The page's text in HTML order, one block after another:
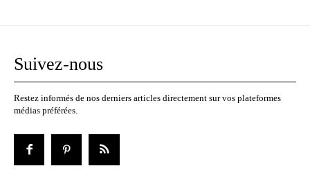
Suivez-nous
Restez informés de nos derniers articles directement sur vos plateformes
médias préférées.